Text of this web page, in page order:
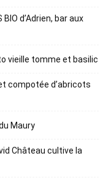
BIO d’Adrien, bar aux
vieille tomme et basilic
et compotée d’abricots
Maury
Château cultive la